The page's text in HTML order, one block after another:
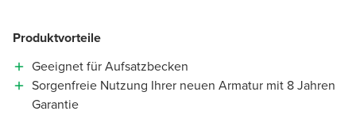
Produktvorteile
Geeignet für Aufsatzbecken
Sorgenfreie Nutzung Ihrer neuen Armatur mit 8 Jahren
Garantie